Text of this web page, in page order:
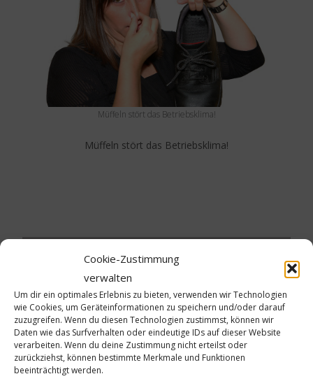
Cookie-Zustimmung
verwalten
Um dir ein optimales Erlebnis zu bieten, verwenden wir Technologien
wie Cookies, um Geräteinformationen zu speichern und/oder darauf
zuzugreifen. Wenn du diesen Technologien zustimmst, können wir
Daten wie das Surfverhalten oder eindeutige IDs auf dieser Website
verarbeiten. Wenn du deine Zustimmung nicht erteilst oder
zurückziehst, können bestimmte Merkmale und Funktionen
beeinträchtigt werden.
Müffeln stört das Betriebsklima!
Müffeln stört das Betriebsklima!
Schreibe einen Kommentar
Deine E-Mail-Adresse wird nicht veröffentlicht.
Erforderliche Felder sind mit*markiert
Kommentar*